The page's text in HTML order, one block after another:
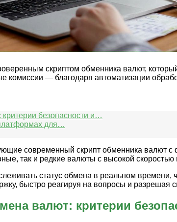
скриптом обменника валют,
— благодаря автоматизации
безопасности и…
для…
современный скрипт обменника валют
так и редкие валюты с высокой скоростью
статус обмена в реальном
быстро реагируя на вопросы и разрешая
валют: критерии